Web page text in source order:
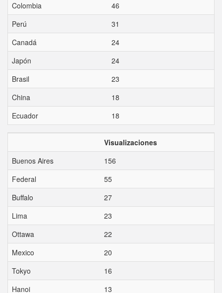
Colombia
46
Perú
31
Canadá
24
Japón
24
Brasil
23
China
18
Ecuador
18
Visualizaciones
Buenos Aires
156
Federal
55
Buffalo
27
Lima
23
Ottawa
22
Mexico
20
Tokyo
16
Hanoi
13